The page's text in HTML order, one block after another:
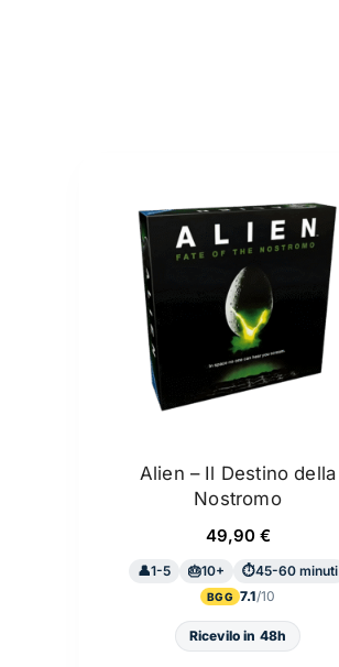
Alien – Il Destino della
Nostromo
49,90 €
1-5 10+ 45-60 minuti
BGG 7.1
Ricevilo in 48h